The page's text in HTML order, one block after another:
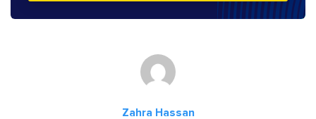
Zahra Hassan